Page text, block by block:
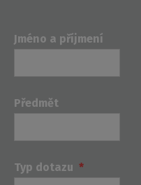
Jméno a příjmení
Předmět
Typ dotazu *